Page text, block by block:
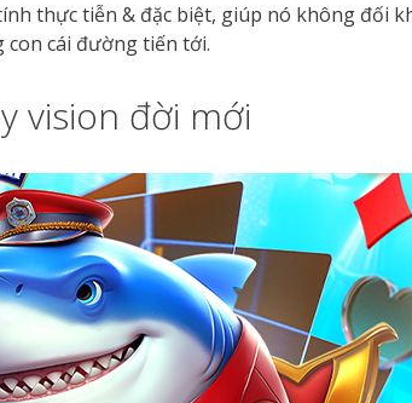
thực tiễn & đặc biệt, giúp nó không đối
cái đường tiến tới.
vision đời mới